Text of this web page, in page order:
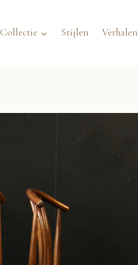
Collectie Stijlen Verhalen